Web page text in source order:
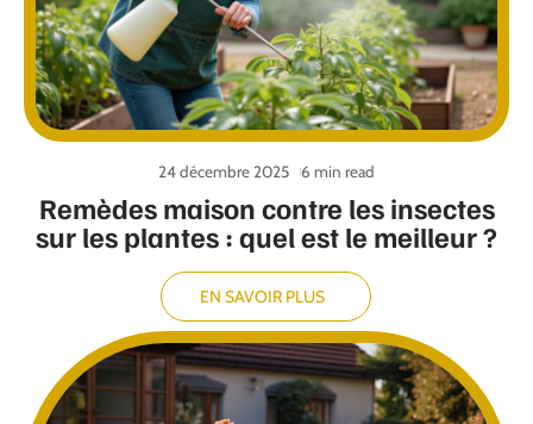
Remèdes maison contre les insectes
sur les plantes : quel est le meilleur ?
24 décembre 2025 6 min read
EN SAVOIR PLUS